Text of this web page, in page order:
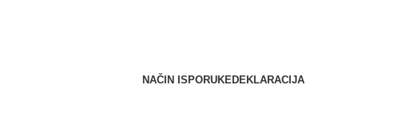
NAČIN ISPORUKE DEKLARACIJA